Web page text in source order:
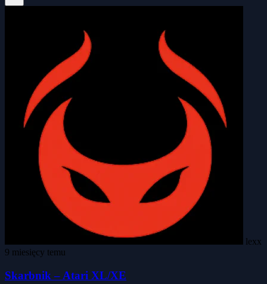
lexx
9 miesięcy temu
Skarbnik – Atari XL/XE